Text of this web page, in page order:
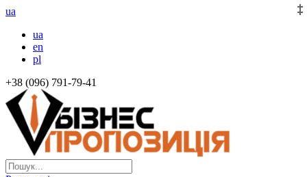
ua
ua
en
pl
+38 (096) 791-79-41